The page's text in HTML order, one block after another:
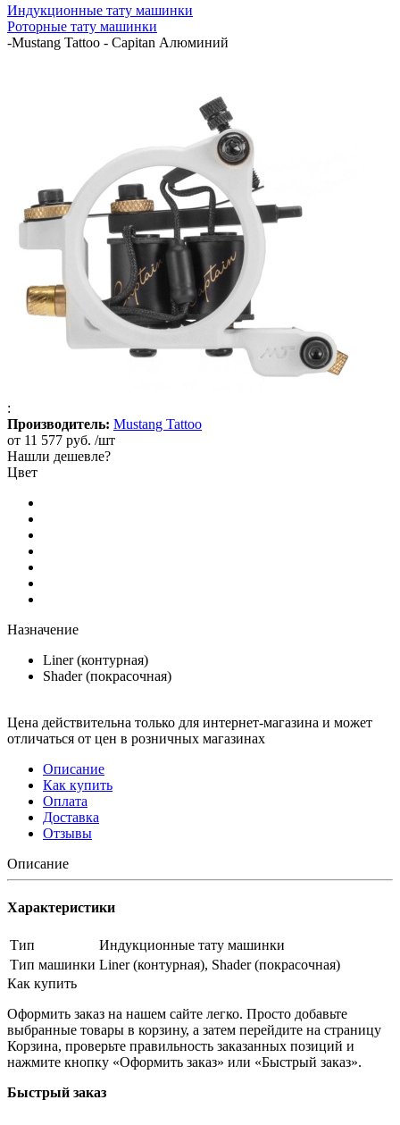
Индукционные тату машинки
Роторные тату машинки
-Mustang Tattoo - Capitan Алюминий
:
Производитель: Mustang Tattoo
от 11 577 руб. /шт
Нашли дешевле?
Цвет
Назначение
Liner (контурная)
Shader (покрасочная)
Цена действительна только для интернет-магазина и может
отличаться от цен в розничных магазинах
Описание
Как купить
Оплата
Доставка
Отзывы
Описание
Характеристики
Тип
Индукционные тату машинки
Тип машинки Liner (контурная), Shader (покрасочная)
Как купить
Оформить заказ на нашем сайте легко. Просто добавьте
выбранные товары в корзину, а затем перейдите на страницу
Корзина, проверьте правильность заказанных позиций и
нажмите кнопку «Оформить заказ» или «Быстрый заказ».
Быстрый заказ